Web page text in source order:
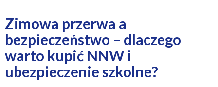
Zimowa przerwa a
bezpieczeństwo – dlaczego
warto kupić NNW i
ubezpieczenie szkolne?